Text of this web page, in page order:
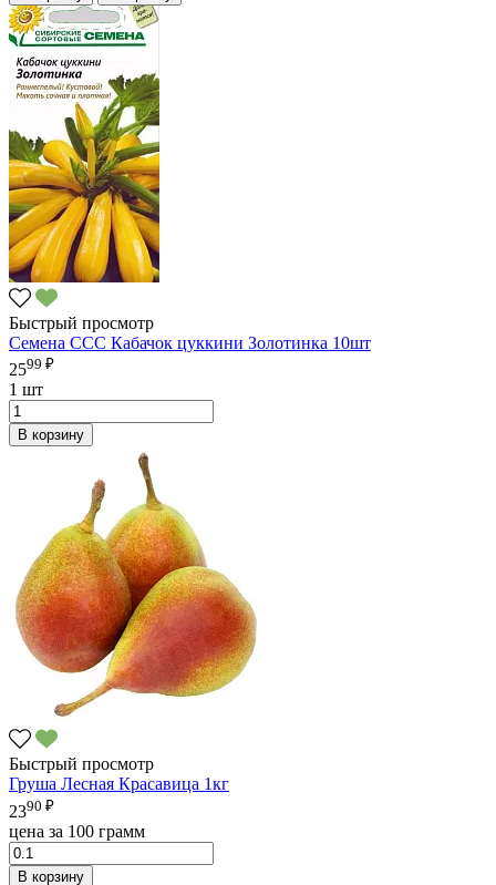
Быстрый просмотр
Семена ССС Кабачок цуккини Золотинка 10шт
2599 ₽
1 шт
В корзину
Быстрый просмотр
Груша Лесная Красавица 1кг
2390 ₽
цена за 100 грамм
В корзину